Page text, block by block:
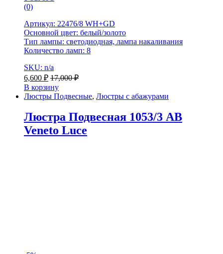
(0)
Артикул: 22476/8 WH+GD
Основной цвет: белый/золото
Тип лампы: светодиодная, лампа накаливания
Количество ламп: 8
SKU: n/a
6,600 ₽ 17,000₽
В корзину
Люстры Подвесные, Люстры с абажурами
Люстра Подвесная 1053/3 AB
Veneto Luce